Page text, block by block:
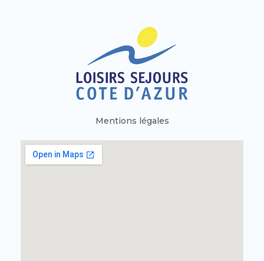
Mentions légales